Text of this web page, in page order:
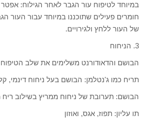
במיוחד לטיפוח עור הגבר לאחר הגילוח:
חומרים פעילים שתוכננו במיוחד עבור העור
של העור ללחץ ולגירויים.
3. הניחוח
הבושם והדאודורנט משלימים את שלב
תריח כמו ג'נטלמן: הבושם בעל ניחוח דינמי,
הבושם: תערובת של ניחוח ממריץ בשילוב ריח
תו עליון: תפוז, אגס, ואוזון